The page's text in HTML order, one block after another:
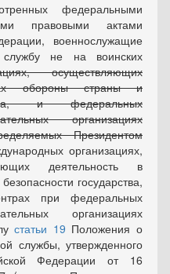
федеральными
правовыми актами
военнослужащие
не на воинских
осуществляющих
обороны страны и
и федеральных
организациях
Президентом
организациях,
деятельность в
государства,
при федеральных
организациях
статьи 19 Положения о
службы, утвержденного
Федерации от 16